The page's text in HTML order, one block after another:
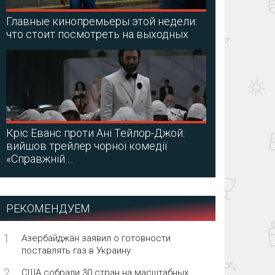
Главные кинопремьеры этой недели:
что стоит посмотреть на выходных
Кріс Еванс проти Ані Тейлор-Джой:
вийшов трейлер чорної комедії
«Справжній ...
РЕКОМЕНДУЕМ
1
Азербайджан заявил о готовности
поставлять газ в Украину
США собрали 30 стран на масштабных